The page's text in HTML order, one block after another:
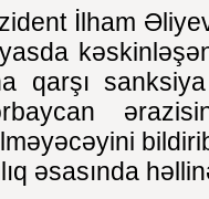
İlham
qarşı
əsasında